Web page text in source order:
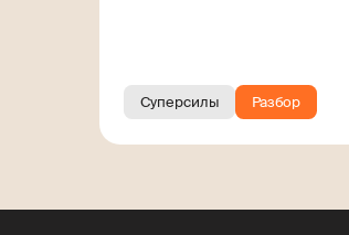
Суперсилы Разбор